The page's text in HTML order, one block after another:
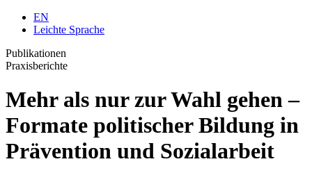
EN
Leichte Sprache
Publikationen
Praxisberichte
Mehr als nur zur Wahl gehen –
Formate politischer Bildung in
Prävention und Sozialarbeit